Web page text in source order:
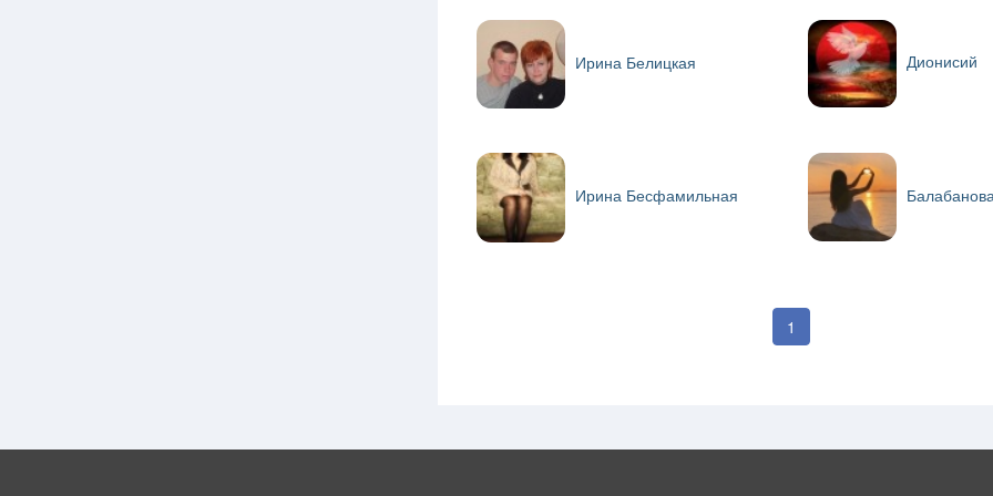
Ирина Белицкая Дионисий
Ирина Бесфамильная
1